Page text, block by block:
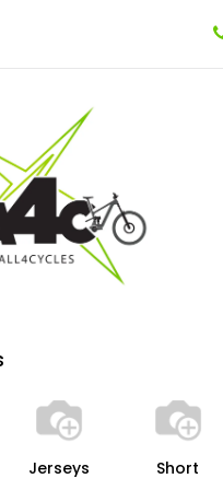
Tienda
Jerseys Short